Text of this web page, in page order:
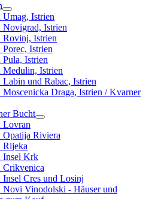
Istrien
Istrien
Rovinj, Istrien
Istrien
Istrien
Istrien
und Rabac, Istrien
Draga, Istrien / Kvarner
Bucht
Lovran
Riviera
Rijeka
Insel Krk
Crikvenica
Cres und Losinj
Novi Vinodolski - Häuser und